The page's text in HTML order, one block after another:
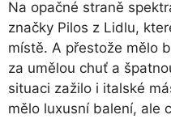
Na opačné straně
značky Pilos z Lidlu,
místě. A přestože mělo
za umělou chuť a
situaci zažilo i italské
mělo luxusní balení, ale